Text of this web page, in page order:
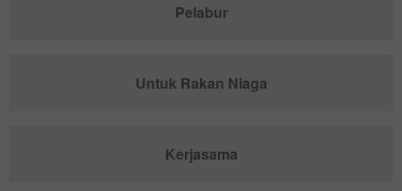
Pelabur
Untuk Rakan Niaga
Kerjasama